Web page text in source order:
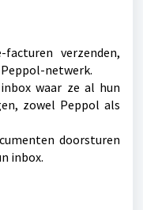
verzenden,
netwerk.
waar ze al hun
zowel Peppol als
doorsturen
inbox.